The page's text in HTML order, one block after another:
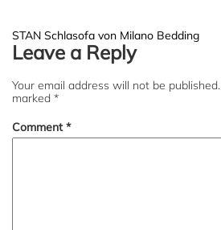
Post
navigation
STAN Schlasofa von Milano Bedding
Leave a Reply
Your email address will not be published.
marked *
Comment*